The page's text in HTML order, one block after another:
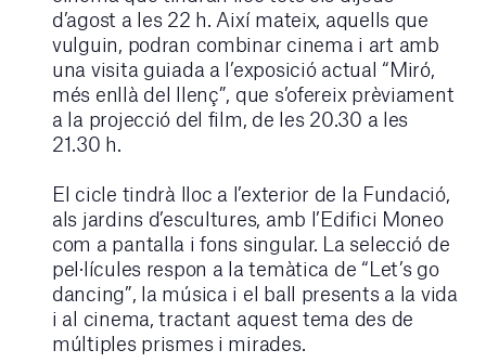
d’agost a les 22 h. Així mateix, aquells que
vulguin, podran combinar cinema i art amb
una visita guiada a l’exposició actual “Miró,
més enllà del llenç”, que s’ofereix prèviament
a la projecció del film, de les 20.30 a les
21.30 h.
El cicle tindrà lloc a l’exterior de la Fundació,
als jardins d’escultures, amb l’Edifici Moneo
com a pantalla i fons singular. La selecció de
pel·lícules respon a la temàtica de “Let’s go
dancing”, la música i el ball presents a la vida
i al cinema, tractant aquest tema des de
múltiples prismes i mirades.